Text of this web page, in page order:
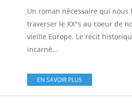
Un roman nécessaire qui nous
traverser le XX°s au coeur de
vieille Europe. Le récit
incarné...
EN SAVOIR PLUS